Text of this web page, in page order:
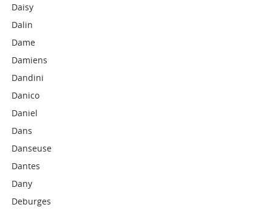
Daisy
Dalin
Dame
Damiens
Dandini
Danico
Daniel
Dans
Danseuse
Dantes
Dany
Deburges